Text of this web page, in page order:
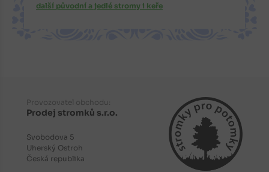
další původní a jedlé stromy i keře
Provozovatel obchodu:
Prodej stromků s.r.o.
Svobodova 5
Uherský Ostroh
Česká republika